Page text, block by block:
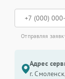
Отправляя
Адрес
г.